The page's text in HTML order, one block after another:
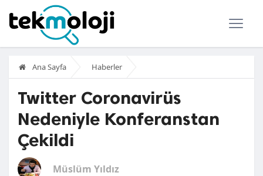
Ana Sayfa Haberler
Twitter Coronavirüs
Nedeniyle Konferanstan
Çekildi
Müslüm Yıldız